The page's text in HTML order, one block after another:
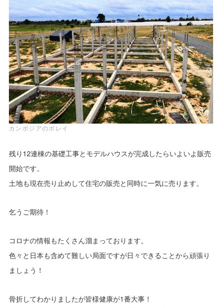
カンボジアのボレイ
残り12連棟の基礎工事とモデルハウスが完成したらいよいよ販売
開始です。
土地も現在売り止めして住宅の販売と同時に一気に売ります。
乞うご期待！
コロナの情報もたくさん溜まっております。
色々と日本も含めて難しい局面ですが日々できることから頑張り
ましょう！
骨折してわかりましたが皆様健康が1番大事！